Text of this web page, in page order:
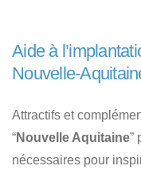
Aide à
Nouvelle-
Attractifs et
“Nouvelle Aquitaine”
nécessaires pour